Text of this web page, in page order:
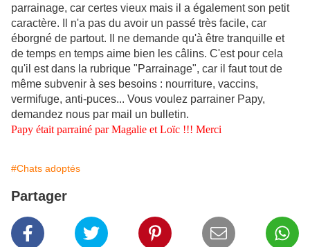
parrainage, car certes vieux mais il a également son petit
caractère. Il n'a pas du avoir un passé très facile, car
éborgné de partout. Il ne demande qu'à être tranquille et
de temps en temps aime bien les câlins. C'est pour cela
qu'il est dans la rubrique "Parrainage", car il faut tout de
même subvenir à ses besoins : nourriture, vaccins,
vermifuge, anti-puces... Vous voulez parrainer Papy,
demandez nous par mail un bulletin.
Papy était parrainé par Magalie et Loïc !!! Merci
#Chats adoptés
Partager